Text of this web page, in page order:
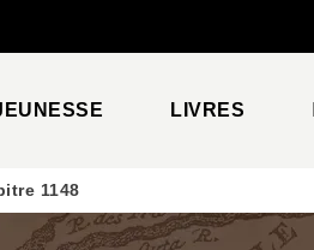
LIVRES
1148